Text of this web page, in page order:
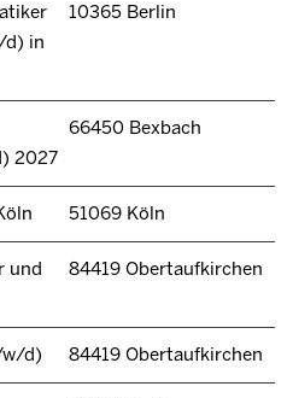
d) in
10365 Berlin
2027
66450 Bexbach
51069 Köln
und
84419 Obertaufkirchen
w/d) 84419 Obertaufkirchen